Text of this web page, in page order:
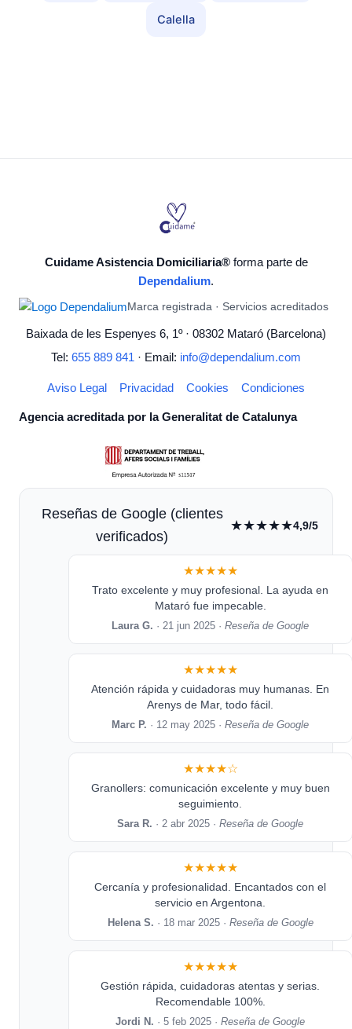
Calella
Cuidame Asistencia Domiciliaria®forma parte de
Dependalium.
Marca registrada · Servicios acreditados
Baixada de les Espenyes 6, 1º · 08302 Mataró (Barcelona)
Tel: 655 889 841 · Email: info@dependalium.com
Aviso Legal Privacidad Cookies Condiciones
Agencia acreditada por la Generalitat de Catalunya
Reseñas de Google (clientes
verificados)
★★★★★4,9/5
★★★★★
Trato excelente y muy profesional. La ayuda en
Mataró fue impecable.
Laura G. · 21 jun 2025 ·Reseña de Google
★★★★★
Atención rápida y cuidadoras muy humanas. En
Arenys de Mar, todo fácil.
Marc P. · 12 may 2025 ·Reseña de Google
★★★★☆
Granollers: comunicación excelente y muy buen
seguimiento.
Sara R. · 2 abr 2025 ·Reseña de Google
★★★★★
Cercanía y profesionalidad. Encantados con el
servicio en Argentona.
Helena S. · 18 mar 2025 · Reseña de Google
★★★★★
Gestión rápida, cuidadoras atentas y serias.
Recomendable 100%.
Jordi N. · 5 feb 2025 ·Reseña de Google